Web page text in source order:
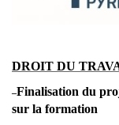
DROIT DU
–Finalisation du
sur la formation